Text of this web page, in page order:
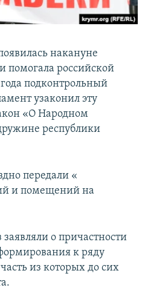
накануне
помогала российской
подконтрольный
узаконил эту
«О Народном
республики
передали «​
и помещений на
о причастности
к ряду
из которых до сих